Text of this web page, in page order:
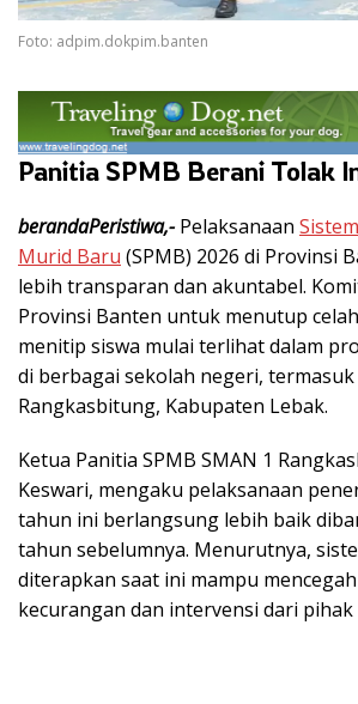
Foto: adpim.dokpim.banten
Panitia SPMB Berani Tolak
berandaPeristiwa,- Pelaksanaan
Murid Baru (SPMB) 2026 di Provinsi
lebih transparan dan akuntabel.
Provinsi Banten untuk menutup
menitip siswa mulai terlihat dalam
di berbagai sekolah negeri, termasuk
Rangkasbitung, Kabupaten Lebak.
Ketua Panitia SPMB SMAN 1
Keswari, mengaku pelaksanaan
tahun ini berlangsung lebih baik
tahun sebelumnya. Menurutnya,
diterapkan saat ini mampu
kecurangan dan intervensi dari pihak